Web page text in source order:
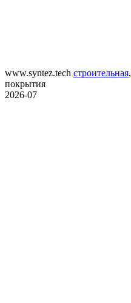
www.syntez.tech строительная,
покрытия
2026-07